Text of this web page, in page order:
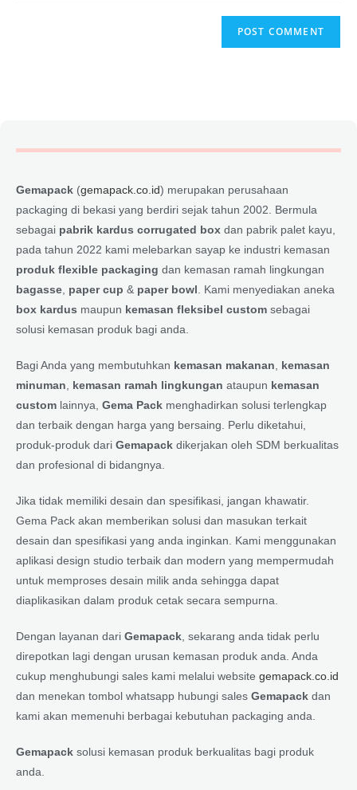
Gemapack (gemapack.co.id) merupakan perusahaan
packaging di bekasi yang berdiri sejak tahun 2002. Bermula
sebagai pabrik kardus corrugated box dan pabrik palet kayu,
pada tahun 2022 kami melebarkan sayap ke industri kemasan
produk flexible packaging dan kemasan ramah lingkungan
bagasse, paper cup & paper bowl. Kami menyediakan aneka
box kardus maupun kemasan fleksibel custom sebagai
solusi kemasan produk bagi anda.
Bagi Anda yang membutuhkan kemasan makanan, kemasan
minuman, kemasan ramah lingkungan ataupun kemasan
custom lainnya, Gema Pack menghadirkan solusi terlengkap
dan terbaik dengan harga yang bersaing. Perlu diketahui,
produk-produk dari Gemapack dikerjakan oleh SDM berkualitas
dan profesional di bidangnya.
Jika tidak memiliki desain dan spesifikasi, jangan khawatir.
Gema Pack akan memberikan solusi dan masukan terkait
desain dan spesifikasi yang anda inginkan. Kami menggunakan
aplikasi design studio terbaik dan modern yang mempermudah
untuk memproses desain milik anda sehingga dapat
diaplikasikan dalam produk cetak secara sempurna.
Dengan layanan dari Gemapack, sekarang anda tidak perlu
direpotkan lagi dengan urusan kemasan produk anda. Anda
cukup menghubungi sales kami melalui website gemapack.co.id
dan menekan tombol whatsapp hubungi sales Gemapack dan
kami akan memenuhi berbagai kebutuhan packaging anda.
Gemapack solusi kemasan produk berkualitas bagi produk
anda.